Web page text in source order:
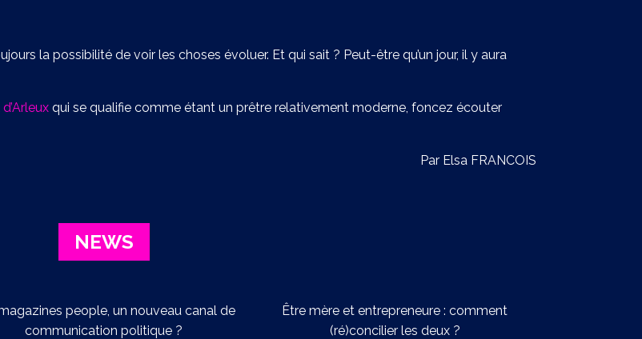
la possibilité de voir les choses évoluer. Et qui sait ? Peut-être qu’un jour, il y aura
qui se qualifie comme étant un prêtre relativement moderne, foncez écouter
Par Elsa FRANCOIS
NEWS
people, un nouveau canal de
communication politique ?
Être mère et entrepreneure : comment
(ré)concilier les deux ?